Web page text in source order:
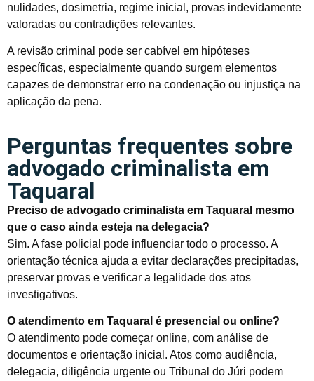
nulidades, dosimetria, regime inicial, provas indevidamente
valoradas ou contradições relevantes.
A revisão criminal pode ser cabível em hipóteses
específicas, especialmente quando surgem elementos
capazes de demonstrar erro na condenação ou injustiça na
aplicação da pena.
Perguntas frequentes sobre
advogado criminalista em
Taquaral
Preciso de advogado criminalista em Taquaral mesmo
que o caso ainda esteja na delegacia?
Sim. A fase policial pode influenciar todo o processo. A
orientação técnica ajuda a evitar declarações precipitadas,
preservar provas e verificar a legalidade dos atos
investigativos.
O atendimento em Taquaral é presencial ou online?
O atendimento pode começar online, com análise de
documentos e orientação inicial. Atos como audiência,
delegacia, diligência urgente ou Tribunal do Júri podem